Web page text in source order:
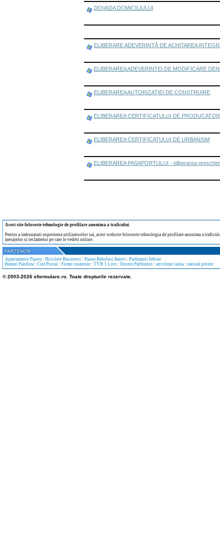
DOVADA DOMICILIULUI
ELIBERARE ADEVERINTĂ DE ACHITAREA
ELIBERAREA ADEVERINTEI DE MODIFICARE
ELIBERAREA AUTORIZATIEI DE CONSTRUIRE
ELIBERAREA CERTIFICATULUI DE PRODUCATOR
ELIBERAREA CERTIFICATULUI DE URBANISM
ELIBERAREA PASAPORTULUI - eliberarea
Acest site foloseste tehnologie de profilare anonima a traficului.
Pentru a imbunatati experienta utilizatorilor sai, acest website foloseste tehnologia de profilare anonima a
mesajelor si reclamelor pe care le vedeti online.
Apartamente Pipera : Biciclete Bucuresti : Haine Bebelusi Baieti : Parfumuri Ieftine
Bratari Pandora : Cod Postal : Firme curatenie : TVR 1 Live : Testere Parfumuri : anvelope iarna : natural potent
© 2003-2026 eformulare.ro. Toate drepturile rezervate.